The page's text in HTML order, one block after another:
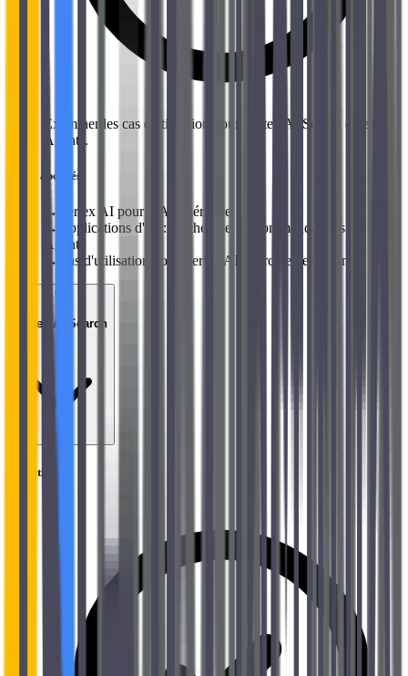
Examiner les cas d'utilisation pour Vertex AI Search et les
Agents.
Sujets abordés
→
Vertex AI pour l'IA générative
→
Applications d'IA : Recherche, Recommandations et
Agents
→
Cas d'utilisation pour Vertex AI Search et les Agents
02
Vertex AI Search
Objectifs